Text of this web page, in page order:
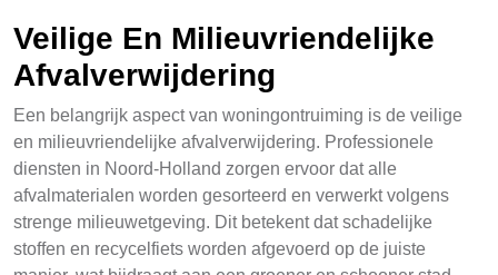
Veilige En Milieuvriendelijke
Afvalverwijdering
Een belangrijk aspect van woningontruiming is de veilige
en milieuvriendelijke afvalverwijdering. Professionele
diensten in Noord-Holland zorgen ervoor dat alle
afvalmaterialen worden gesorteerd en verwerkt volgens
strenge milieuwetgeving. Dit betekent dat schadelijke
stoffen en recycelfiets worden afgevoerd op de juiste